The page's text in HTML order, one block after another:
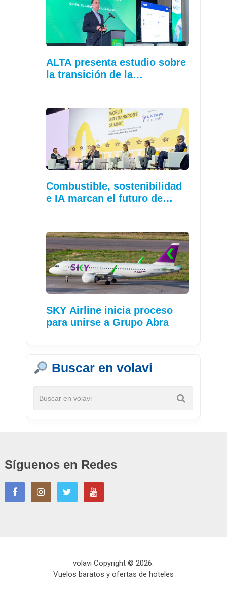
ALTA presenta estudio sobre
la transición de la…
Combustible, sostenibilidad
e IA marcan el futuro de…
SKY Airline inicia proceso
para unirse a Grupo Abra
Buscar en volavi
Síguenos en Redes
volavi Copyright © 2026.
Vuelos baratos y ofertas de hoteles